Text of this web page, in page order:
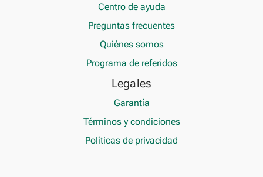
Centro de ayuda
Preguntas frecuentes
Quiénes somos
Programa de referidos
Legales
Garantía
Términos y condiciones
Políticas de privacidad